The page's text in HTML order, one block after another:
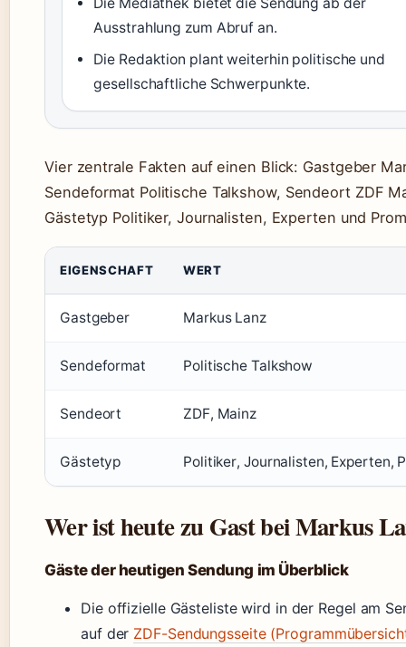
Ausstrahlung zum Abruf an.
Die Redaktion plant weiterhin politische und
gesellschaftliche Schwerpunkte.
Vier zentrale Fakten auf einen Blick: Gastgeber
Sendeformat Politische Talkshow, Sendeort ZDF
Gästetyp Politiker, Journalisten, Experten und
EIGENSCHAFT WERT
Gastgeber Markus Lanz
Sendeformat Politische Talkshow
Sendeort ZDF, Mainz
Gästetyp Politiker, Journalisten, Experten,
Wer ist heute zu Gast bei Markus
Gäste der heutigen Sendung im Überblick
Die offizielle Gästeliste wird in der Regel am
auf der ZDF-Sendungsseite